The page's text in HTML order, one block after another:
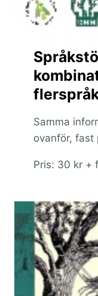
Samma
ovanför, fast
Pris: 30 kr +